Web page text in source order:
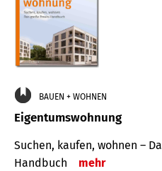
BAUEN + WOHNEN
Eigentumswohnung
Suchen, kaufen, wohnen –
Handbuch
mehr